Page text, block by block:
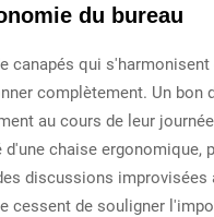
du bureau
canapés qui
complètement. Un bon
au cours de leur
chaise ergonomique,
discussions improvisées
cessent de souligner